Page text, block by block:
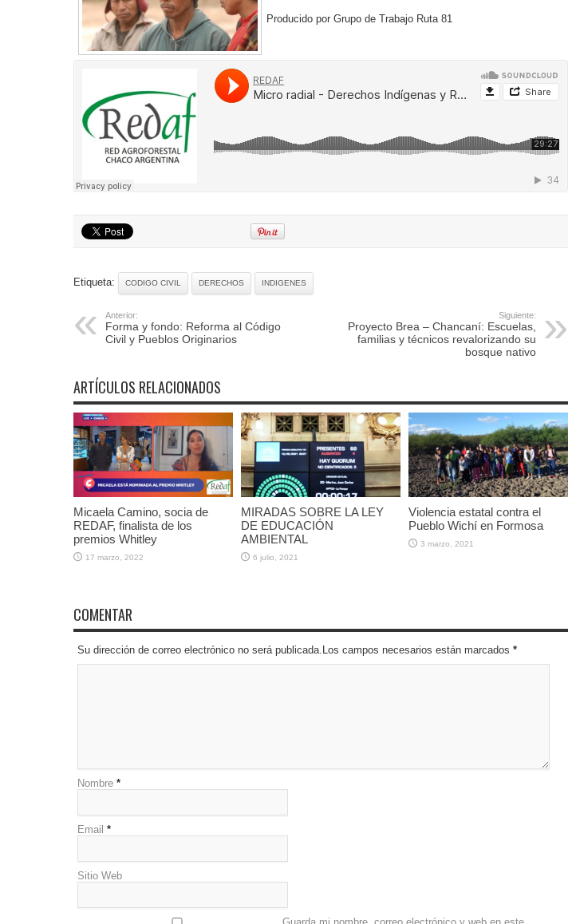
Producido por Grupo de Trabajo Ruta 81
Etiqueta: CODIGO CIVIL DERECHOS INDIGENES
Anterior:
Forma y fondo: Reforma al Código
Civil y Pueblos Originarios
Siguiente:
Proyecto Brea – Chancaní: Escuelas,
familias y técnicos revalorizando su
bosque nativo
ARTÍCULOS RELACIONADOS
Micaela Camino, socia de
REDAF, finalista de los
premios Whitley
17 marzo, 2022
MIRADAS SOBRE LA LEY
DE EDUCACIÓN
AMBIENTAL
6 julio, 2021
Violencia estatal contra el
Pueblo Wichí en Formosa
3 marzo, 2021
COMENTAR
Su dirección de correo electrónico no será publicada.Los campos necesarios están marcados *
Nombre *
Email *
Sitio Web